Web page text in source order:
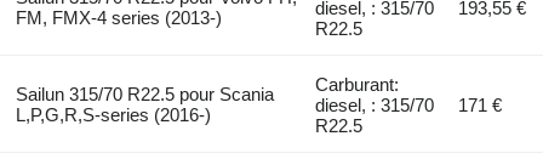
FM, FMX-4 series (2013-)
diesel, : 315/70
R22.5
193,55 €
Sailun 315/70 R22.5 pour Scania
L,P,G,R,S-series (2016-)
Carburant:
diesel, : 315/70
R22.5
171 €